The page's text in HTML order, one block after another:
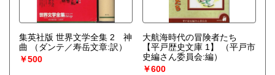
集英社版 世界文学全集 2 神
曲
（ダンテ／寿岳文章:訳）
￥500
大航海時代の冒険者たち
【平戸歴史文庫 1】
（平戸市
史編さん委員会:編）
￥600